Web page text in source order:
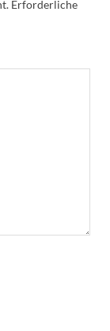
Erforderliche